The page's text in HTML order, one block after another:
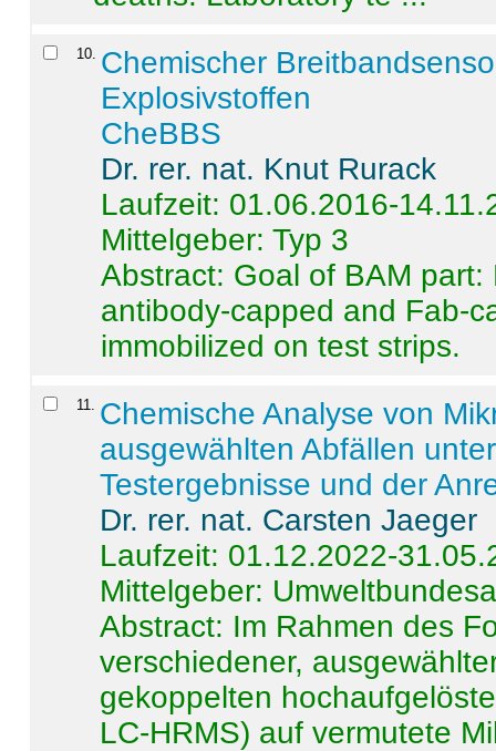
10 Chemischer
Explosivstoffen
CheBBS
Dr. rer. nat. Knut Rurack
Laufzeit: 01.06.2016-
Mittelgeber: Typ 3
Abstract: Goal of BAM
antibody-capped and Fab-
immobilized on test strips.
11
Chemische Analyse von
ausgewählten Abfällen
Testergebnisse und der
Dr. rer. nat. Carsten Jaeger
Laufzeit: 01.12.2022-
Mittelgeber:
Abstract: Im Rahmen des
verschiedener,
gekoppelten
LC-HRMS) auf vermutete